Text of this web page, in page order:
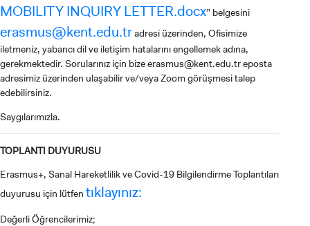
MOBILITY INQUIRY LETTER.docx” belgesini
erasmus@kent.edu.tradresi üzerinden, Ofisimize
iletmeniz, yabancı dil ve iletişim hatalarını engellemek adına,
gerekmektedir. Sorularınız için bizeerasmus@kent.edu.treposta
adresimiz üzerinden ulaşabilir ve/veya Zoom görüşmesi talep
edebilirsiniz.
Saygılarımızla.
TOPLANTI DUYURUSU
Erasmus+, Sanal Hareketlilik ve Covid-19 Bilgilendirme Toplantıları
duyurusu için lütfen tıklayınız:
Değerli Öğrencilerimiz;